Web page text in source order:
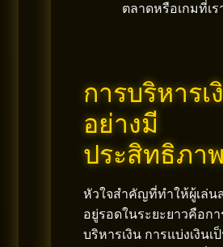
ตลาดหรือเกมที่เร
การบริหาร
อย่างมี
ประสิทธิภา
หัวใจสำคัญที่ทำให้ผู้เล่น
อยู่รอดในระยะยาวคือกา
บริหารเงิน การแบ่งเงินเ